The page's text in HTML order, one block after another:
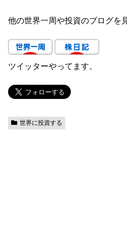
他の世界一周や投資のブログを
ツイッターやってます。
世界に投資する